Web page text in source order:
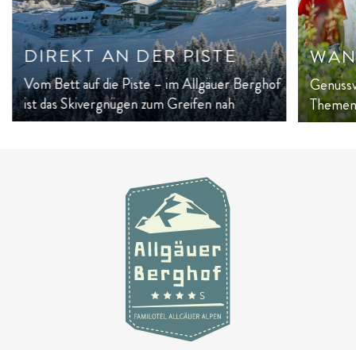
DIREKT AN DER PISTE
Vom Bett auf die Piste – im Allgäuer Berghof
ist das Skivergnügen zum Greifen nah